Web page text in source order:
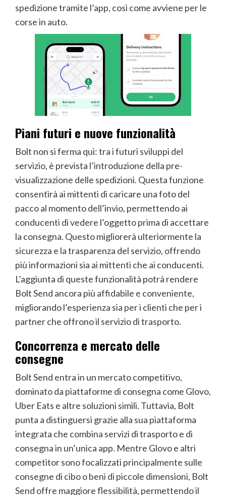
spedizione tramite l’app, così come avviene per le
corse in auto.
Piani futuri e nuove funzionalità
Bolt non si ferma qui: tra i futuri sviluppi del
servizio, è prevista l’introduzione della pre-
visualizzazione delle spedizioni. Questa funzione
consentirà ai mittenti di caricare una foto del
pacco al momento dell’invio, permettendo ai
conducenti di vedere l’oggetto prima di accettare
la consegna. Questo migliorerà ulteriormente la
sicurezza e la trasparenza del servizio, offrendo
più informazioni sia ai mittenti che ai conducenti.
L’aggiunta di queste funzionalità potrà rendere
Bolt Send ancora più affidabile e conveniente,
migliorando l’esperienza sia per i clienti che per i
partner che offrono il servizio di trasporto.
Concorrenza e mercato delle
consegne
Bolt Send entra in un mercato competitivo,
dominato da piattaforme di consegna come Glovo,
Uber Eats e altre soluzioni simili. Tuttavia, Bolt
punta a distinguersi grazie alla sua piattaforma
integrata che combina servizi di trasporto e di
consegna in un’unica app. Mentre Glovo e altri
competitor sono focalizzati principalmente sulle
consegne di cibo o beni di piccole dimensioni, Bolt
Send offre maggiore flessibilità, permettendo il